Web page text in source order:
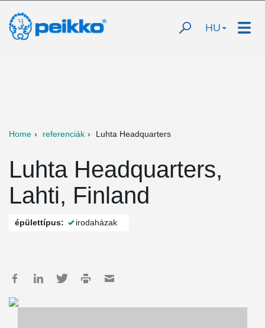
HU
Home referenciák Luhta Headquarters
Luhta Headquarters,
Lahti, Finland
épülettípus: irodaházak